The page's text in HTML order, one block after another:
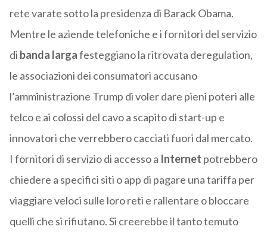
rete varate sotto la presidenza di Barack Obama.
Mentre le aziende telefoniche e i fornitori del servizio
di banda largafesteggiano la ritrovata deregulation,
le associazioni dei consumatori accusano
l’amministrazione Trump di voler dare pieni poteri alle
telco e ai colossi del cavo a scapito di start-up e
innovatori che verrebbero cacciati fuori dal mercato.
I fornitori di servizio di accesso a Internet potrebbero
chiedere a specifici siti o app di pagare una tariffa per
viaggiare veloci sulle loro reti e rallentare o bloccare
quelli che si rifiutano. Si creerebbe il tanto temuto